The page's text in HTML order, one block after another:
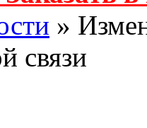
»
связи